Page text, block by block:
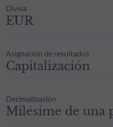
Divisa
EUR
Asignación de resultados
Capitalización
Decimalización
Milésime de una